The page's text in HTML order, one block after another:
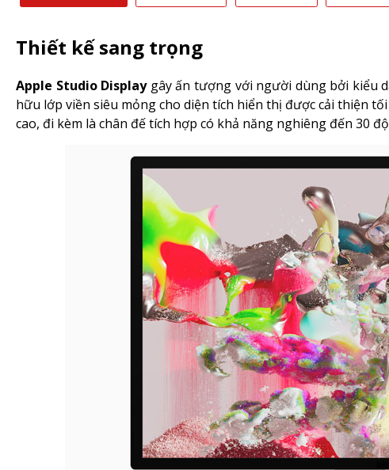
Thiết kế sang trọng
Apple Studio Displaygây ấn tượng với người dùng bởi kiểu
hữu lớp viền siêu mỏng cho diện tích hiển thị được cải thiện
cao, đi kèm là chân đế tích hợp có khả năng nghiêng đến 30